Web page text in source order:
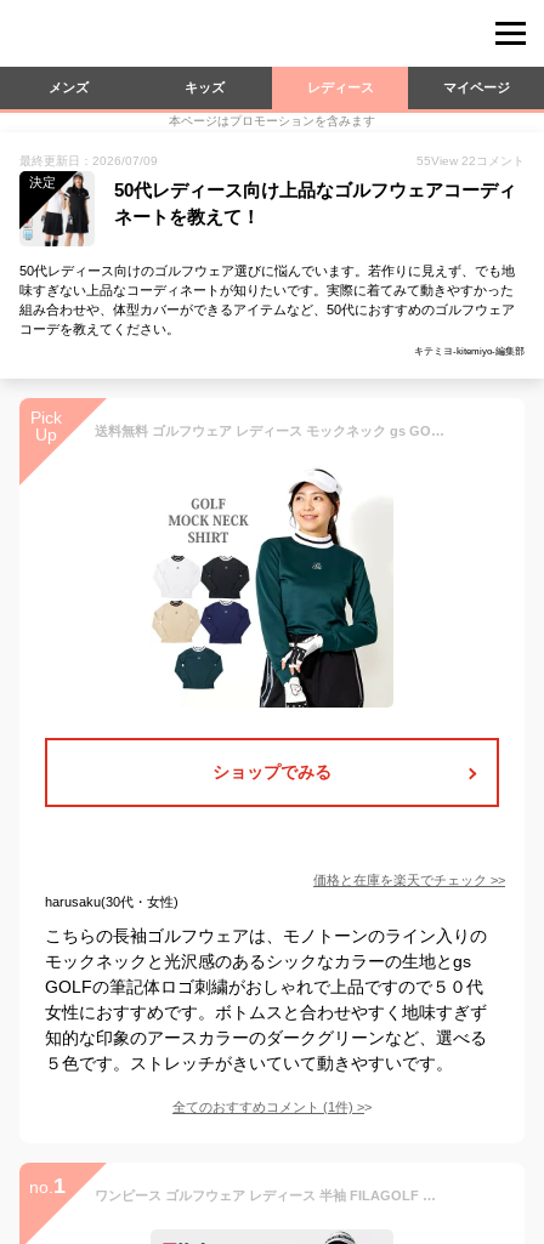
メンズ キッズ レディース マイページ
本ページはプロモーションを含みます
最終更新日：2026/07/09 55View 22 コメント
決定
50代レディース向け上品なゴルフウェアコーディ
ネートを教えて！
50代レディース向けのゴルフウェア選びに悩んでいます。若作りに見えず、でも地
味すぎない上品なコーディネートが知りたいです。実際に着てみて動きやすかった
組み合わせや、体型カバーができるアイテムなど、50代におすすめのゴルフウェア
コーデを教えてください。
キテミヨ-kitemiyo-編集部
Pick
Up
送料無料 ゴルフウェア レディース モックネック gs GOLF ポロシャツ ハイネック 長袖 ストレッチ トップス ロゴ刺繍 ライン 無地 おしゃれ かわいい 韓国系 春夏 秋冬 ゆうパケ
ショップでみる
価格と在庫を楽天でチェック >>
harusaku(30代・女性)
こちらの長袖ゴルフウェアは、モノトーンのライン入りの
モックネックと光沢感のあるシックなカラーの生地とgs
GOLFの筆記体ロゴ刺繍がおしゃれで上品ですので５０代
女性におすすめです。ボトムスと合わせやすく地味すぎず
知的な印象のアースカラーのダークグリーンなど、選べる
５色です。ストレッチがきいていて動きやすいです。
全てのおすすめコメント (1件) >
no. 1 ワンピース ゴルフウェア レディース 半袖 FILAGOLF フィラ オシャレ 50代40代30代20代 スポーツ 755522w